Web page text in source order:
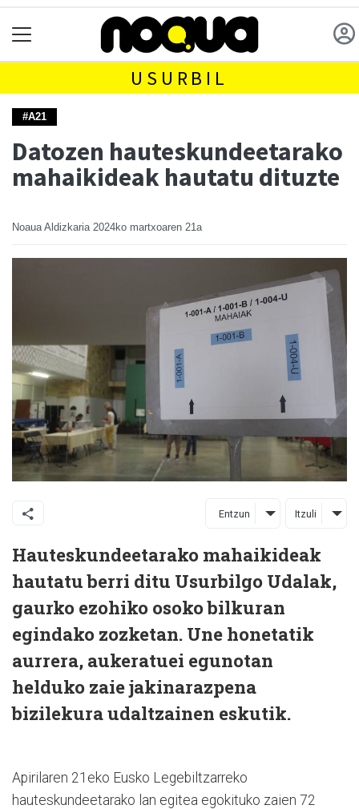
USURBIL
#A21
Datozen hauteskundeetarako
mahaikideak hautatu dituzte
Noaua Aldizkaria 2024ko martxoaren 21a
Entzun Itzuli
Hauteskundeetarako mahaikideak
hautatu berri ditu Usurbilgo Udalak,
gaurko ezohiko osoko bilkuran
egindako zozketan. Une honetatik
aurrera, aukeratuei egunotan
helduko zaie jakinarazpena
bizilekura udaltzainen eskutik.
Apirilaren 21eko Eusko Legebiltzarreko
hauteskundeetarako lan egitea egokituko zaien 72